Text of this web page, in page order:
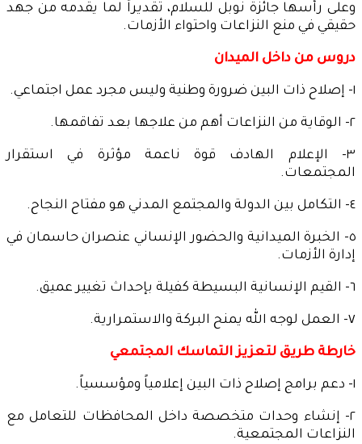
وعلى رأسها جائزة نوبل للسلام، تقديراً لما يقدمه من جهد
حقيقي في منع النزاعات واحتواء الأزمات.
دروس من داخل الميدان
١- إصلاح ذات البين ضرورة وطنية وليس مجرد عمل اجتماعي.
٢- الوقاية من النزاعات أهم من علاجها بعد تفاقمها.
٣- الإعلام الهادف قوة ناعمة مؤثرة في استقرار
المجتمعات.
٤- التكامل بين الدولة والمجتمع المدني هو مفتاح النجاح.
٥- الخبرة الميدانية والحضور الإنساني عنصران حاسمان في
إدارة الأزمات.
٦- القيم الإنسانية البسيطة كفيلة بإحداث تغيير عميق.
٧- العمل لوجه الله يمنح البركة والاستمرارية.
خارطة طريق لتعزيز التماسك المجتمعي
١- دعم برامج إصلاح ذات البين إعلامياً ومؤسسياً.
٢- إنشاء وحدات متخصصة داخل المحافظات للتعامل مع
النزاعات المجتمعية.